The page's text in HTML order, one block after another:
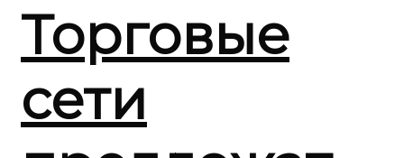
Торговые
сети